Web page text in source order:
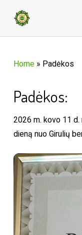
main
Home» Padėkos
Padėkos:
2026 m. kovo 11
dieną nuo Girulių